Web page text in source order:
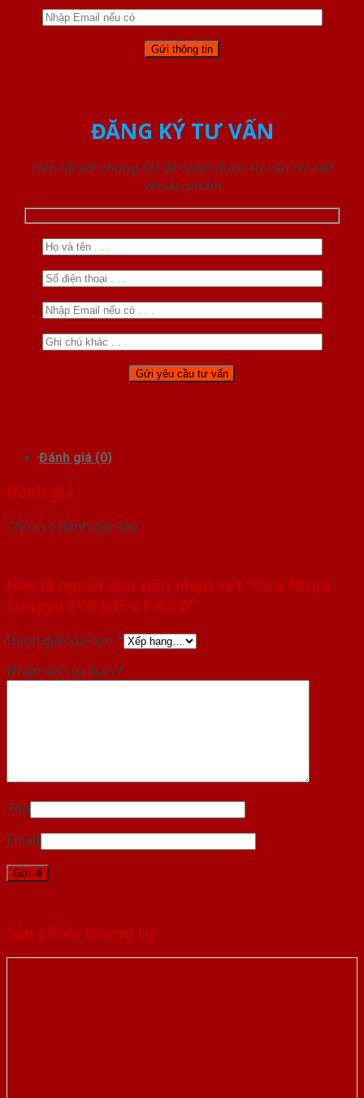
ĐĂNG KÝ TƯ VẤN
Liên hệ với chúng tôi để nhận được tư vấn chi tiết
về sản phẩm
Đánh giá (0)
Đánh giá
Chưa có đánh giá nào.
Hãy là người đầu tiên nhận xét “Cửa Nhựa
Sungyu SYB 645-CP-SGD”
Đánh giá của bạn *
Nhận xét của bạn *
Tên
Email
Sản phẩm tương tự